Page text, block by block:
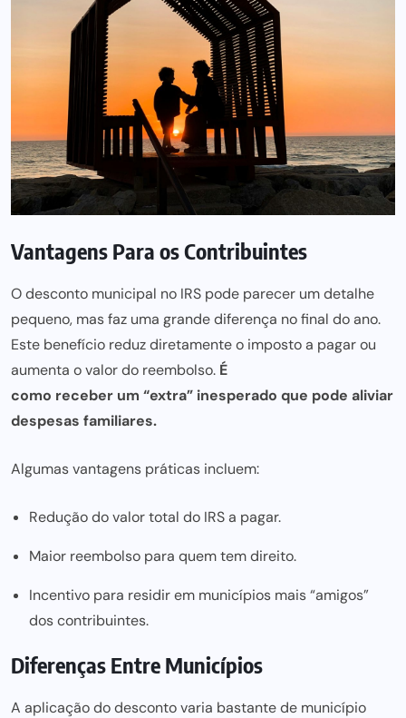
Vantagens Para os Contribuintes
O desconto municipal no IRS pode parecer um detalhe
pequeno, mas faz uma grande diferença no final do ano.
Este benefício reduz diretamente o imposto a pagar ou
aumenta o valor do reembolso. É
como receber um “extra” inesperado que pode aliviar
despesas familiares.
Algumas vantagens práticas incluem:
Redução do valor total do IRS a pagar.
Maior reembolso para quem tem direito.
Incentivo para residir em municípios mais “amigos”
dos contribuintes.
Diferenças Entre Municípios
A aplicação do desconto varia bastante de município